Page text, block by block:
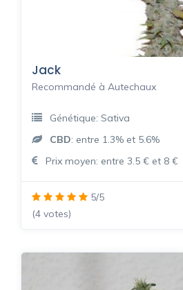
Jack
Recommandé à Autechaux
Génétique: Sativa
CBD: entre 1.3% et 5.6%
Prix moyen: entre 3.5 € et 8 €
5/5
(4 votes)